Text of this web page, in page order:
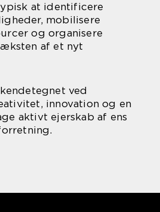
at identificere
mobilisere
og organisere
af et nyt
ved
innovation og en
aktivt ejerskab af ens